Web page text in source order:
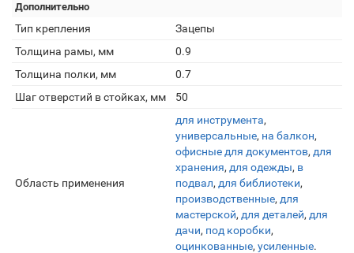
Дополнительно
Тип крепления
Зацепы
Толщина рамы, мм
0.9
Толщина полки, мм
0.7
Шаг отверстий в стойках, мм
50
Область применения
для инструмента,
универсальные, на балкон,
офисные для документов, для
хранения, для одежды, в
подвал, для библиотеки,
производственные, для
мастерской, для деталей, для
дачи, под коробки,
оцинкованные, усиленные.